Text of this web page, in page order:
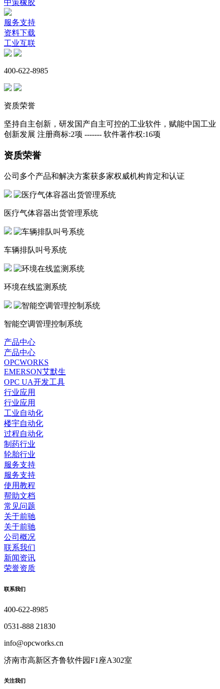
中策橡胶
服务支持
资料下载
工业互联
400-622-8985
资质荣誉
坚持自主创新，研发国产自主可控的工业软件，赋能中国工业
创新发展 注册商标:2项 ------- 软件著作权:16项
资质荣誉
公司多个产品和解决方案获多家权威机构肯定和认证
医疗气体容器出货管理系统
车辆排队叫号系统
环境在线监测系统
智能空调管理控制系统
产品中心
产品中心
OPCWORKS
EMERSON艾默生
OPC UA开发工具
行业应用
行业应用
工业自动化
楼宇自动化
过程自动化
制药行业
轮胎行业
服务支持
服务支持
使用教程
帮助文档
常见问题
关于前驰
关于前驰
公司概况
联系我们
新闻资讯
荣誉资质
联系我们
400-622-8985
0531-888 21830
info@opcworks.cn
济南市高新区齐鲁软件园F1座A302室
关注我们